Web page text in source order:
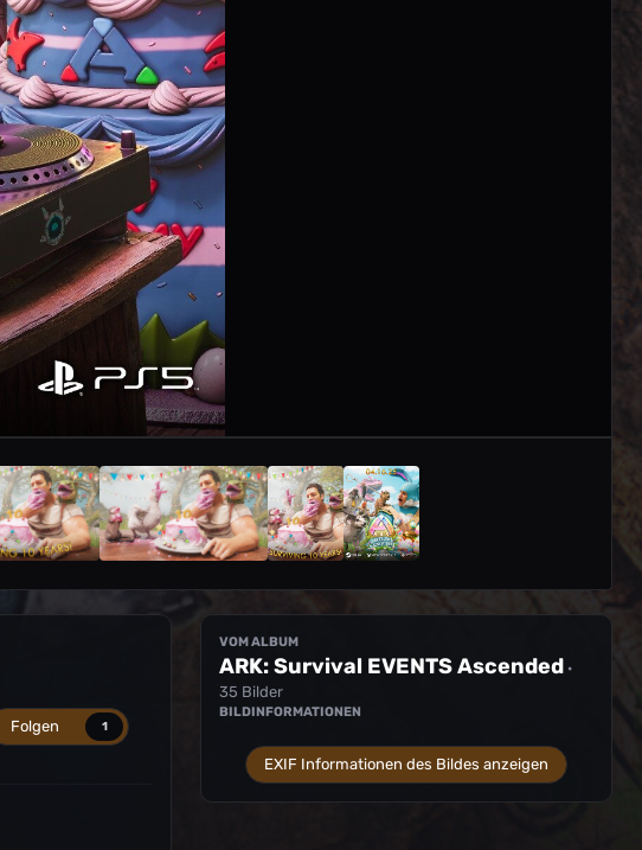
Folgen 1
VOM ALBUM
ARK: Survival EVENTS Ascended ·
35 Bilder
BILDINFORMATIONEN
EXIF Informationen des Bildes anzeigen